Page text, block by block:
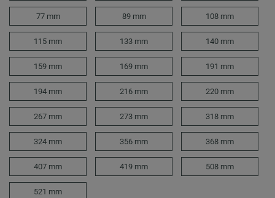
77 mm 89 mm 108 mm
115 mm 133 mm 140 mm
159 mm 169 mm 191 mm
194 mm 216 mm 220 mm
267 mm 273 mm 318 mm
324 mm 356 mm 368 mm
407 mm 419 mm 508 mm
521 mm